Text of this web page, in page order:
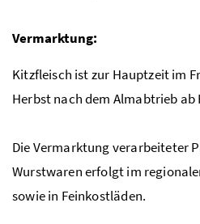
Vermarktung:
Kitzfleisch ist zur Hauptzeit im
Herbst nach dem Almabtrieb ab
Die Vermarktung verarbeiteter
Wurstwaren erfolgt im
sowie in Feinkostläden.